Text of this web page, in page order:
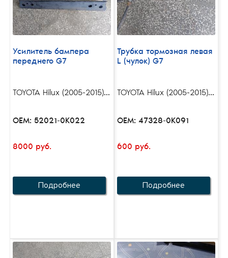
Усилитель бампера
переднего G7
TOYOTA Hilux (2005-2015)...
OEM: 52021-0K022
8000 руб.
Подробнее
Трубка тормозная левая
L (чулок) G7
TOYOTA Hilux (2005-2015)...
OEM: 47328-0K091
600 руб.
Подробнее